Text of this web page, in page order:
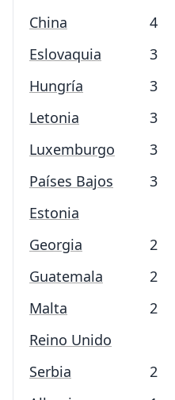
China
4
Eslovaquia
3
Hungría
3
Letonia
3
Luxemburgo
3
Países Bajos
3
Estonia
Georgia
2
Guatemala
2
Malta
2
Reino Unido
Serbia
2